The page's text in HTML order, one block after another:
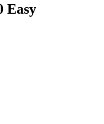
Easy